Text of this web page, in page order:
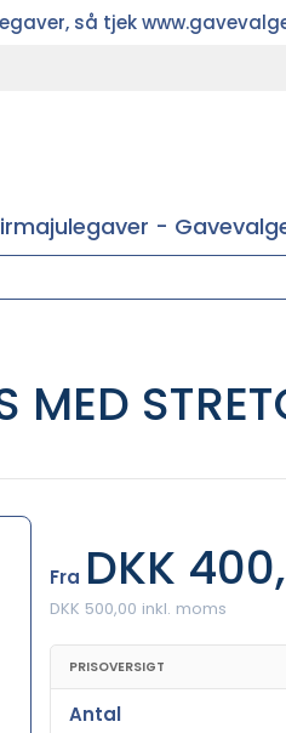
så tjek
-
MED
Fra DKK
DKK 500,00 inkl. moms
PRISOVERSIGT
Antal